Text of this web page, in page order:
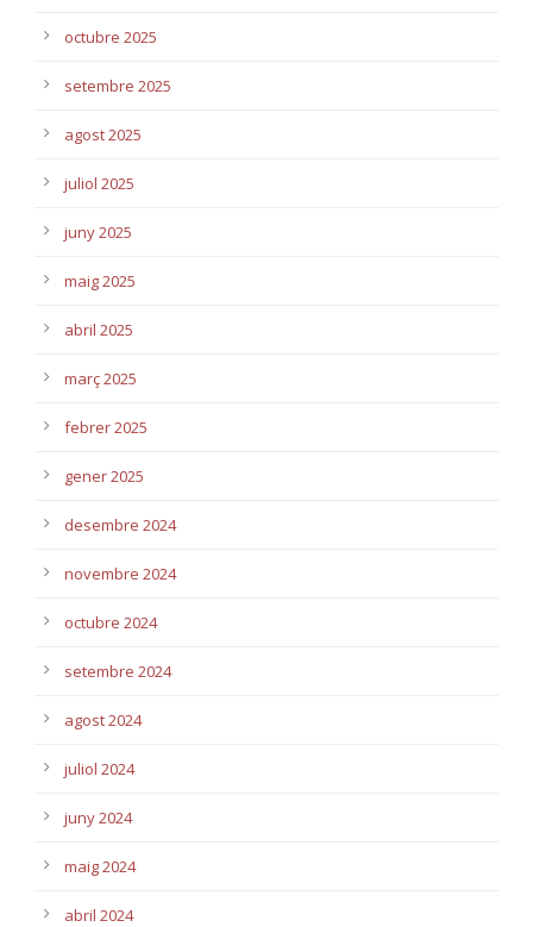
octubre 2025
setembre 2025
agost 2025
juliol 2025
juny 2025
maig 2025
abril 2025
març 2025
febrer 2025
gener 2025
desembre 2024
novembre 2024
octubre 2024
setembre 2024
agost 2024
juliol 2024
juny 2024
maig 2024
abril 2024